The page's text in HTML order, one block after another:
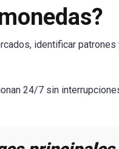
identificar patrones
24/7 sin